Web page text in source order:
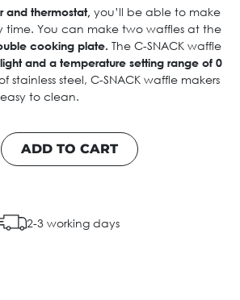
and thermostat, you’ll be able to make
time. You can make two waffles at the
cooking plate. The C-SNACK waffle
and a temperature setting range of 0
stainless steel, C-SNACK waffle makers
to clean.
ADD TO CART
2-3 working days